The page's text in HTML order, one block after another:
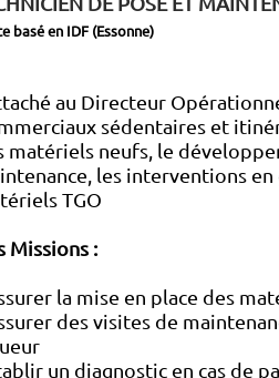
basé en IDF (Essonne)
au Directeur
sédentaires et
matériels neufs, le
les interventions
TGO
Missions :
la mise en place des
des visites de
un diagnostic en cas de